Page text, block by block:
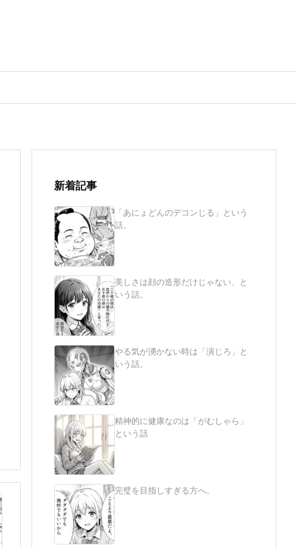
新着記事
「あにょどんのデコンじる」という
話。
美しさは顔の造形だけじゃない、と
いう話。
やる気が湧かない時は「演じろ」と
いう話。
精神的に健康なのは「がむしゃら」
という話
完璧を目指しすぎる方へ。